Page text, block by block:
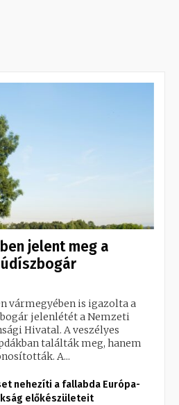
jelent meg a
vármegyében is igazolta a
jelenlétét a Nemzeti
Hivatal. A veszélyes
találták meg, hanem
A...
nehezíti a fallabda Európa-
előkészületeit